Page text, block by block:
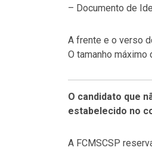
– Documento de
A frente e o verso
O tamanho
O candidato que
estabelecido no
A FCMSCSP